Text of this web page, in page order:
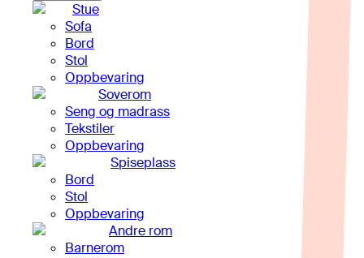
Stue
Sofa
Bord
Stol
Oppbevaring
Soverom
Seng og madrass
Tekstiler
Oppbevaring
Spiseplass
Bord
Stol
Oppbevaring
Andre rom
Barnerom